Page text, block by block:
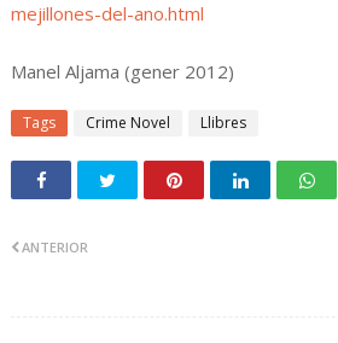
mejillones-del-ano.html
Manel Aljama (gener 2012)
Tags Crime Novel Llibres
ANTERIOR